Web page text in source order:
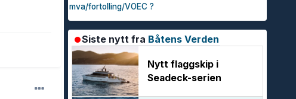
mva/fortolling/VOEC ?
Siste nytt fra Båtens Verden
Nytt flaggskip i
Seadeck-serien